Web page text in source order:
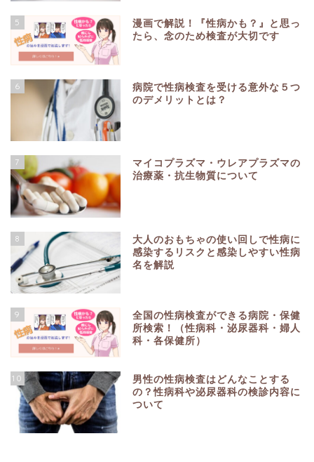
5
漫画で解説！『性病かも？』と思っ
たら、念のため検査が大切です
6
病院で性病検査を受ける意外な５つ
のデメリットとは？
7
マイコプラズマ・ウレアプラズマの
治療薬・抗生物質について
8
大人のおもちゃの使い回しで性病に
感染するリスクと感染しやすい性病
名を解説
9
全国の性病検査ができる病院・保健
所検索！（性病科・泌尿器科・婦人
科・各保健所）
10
男性の性病検査はどんなことする
の？性病科や泌尿器科の検診内容に
ついて